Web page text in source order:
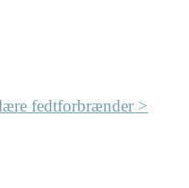
fedtforbrænder >